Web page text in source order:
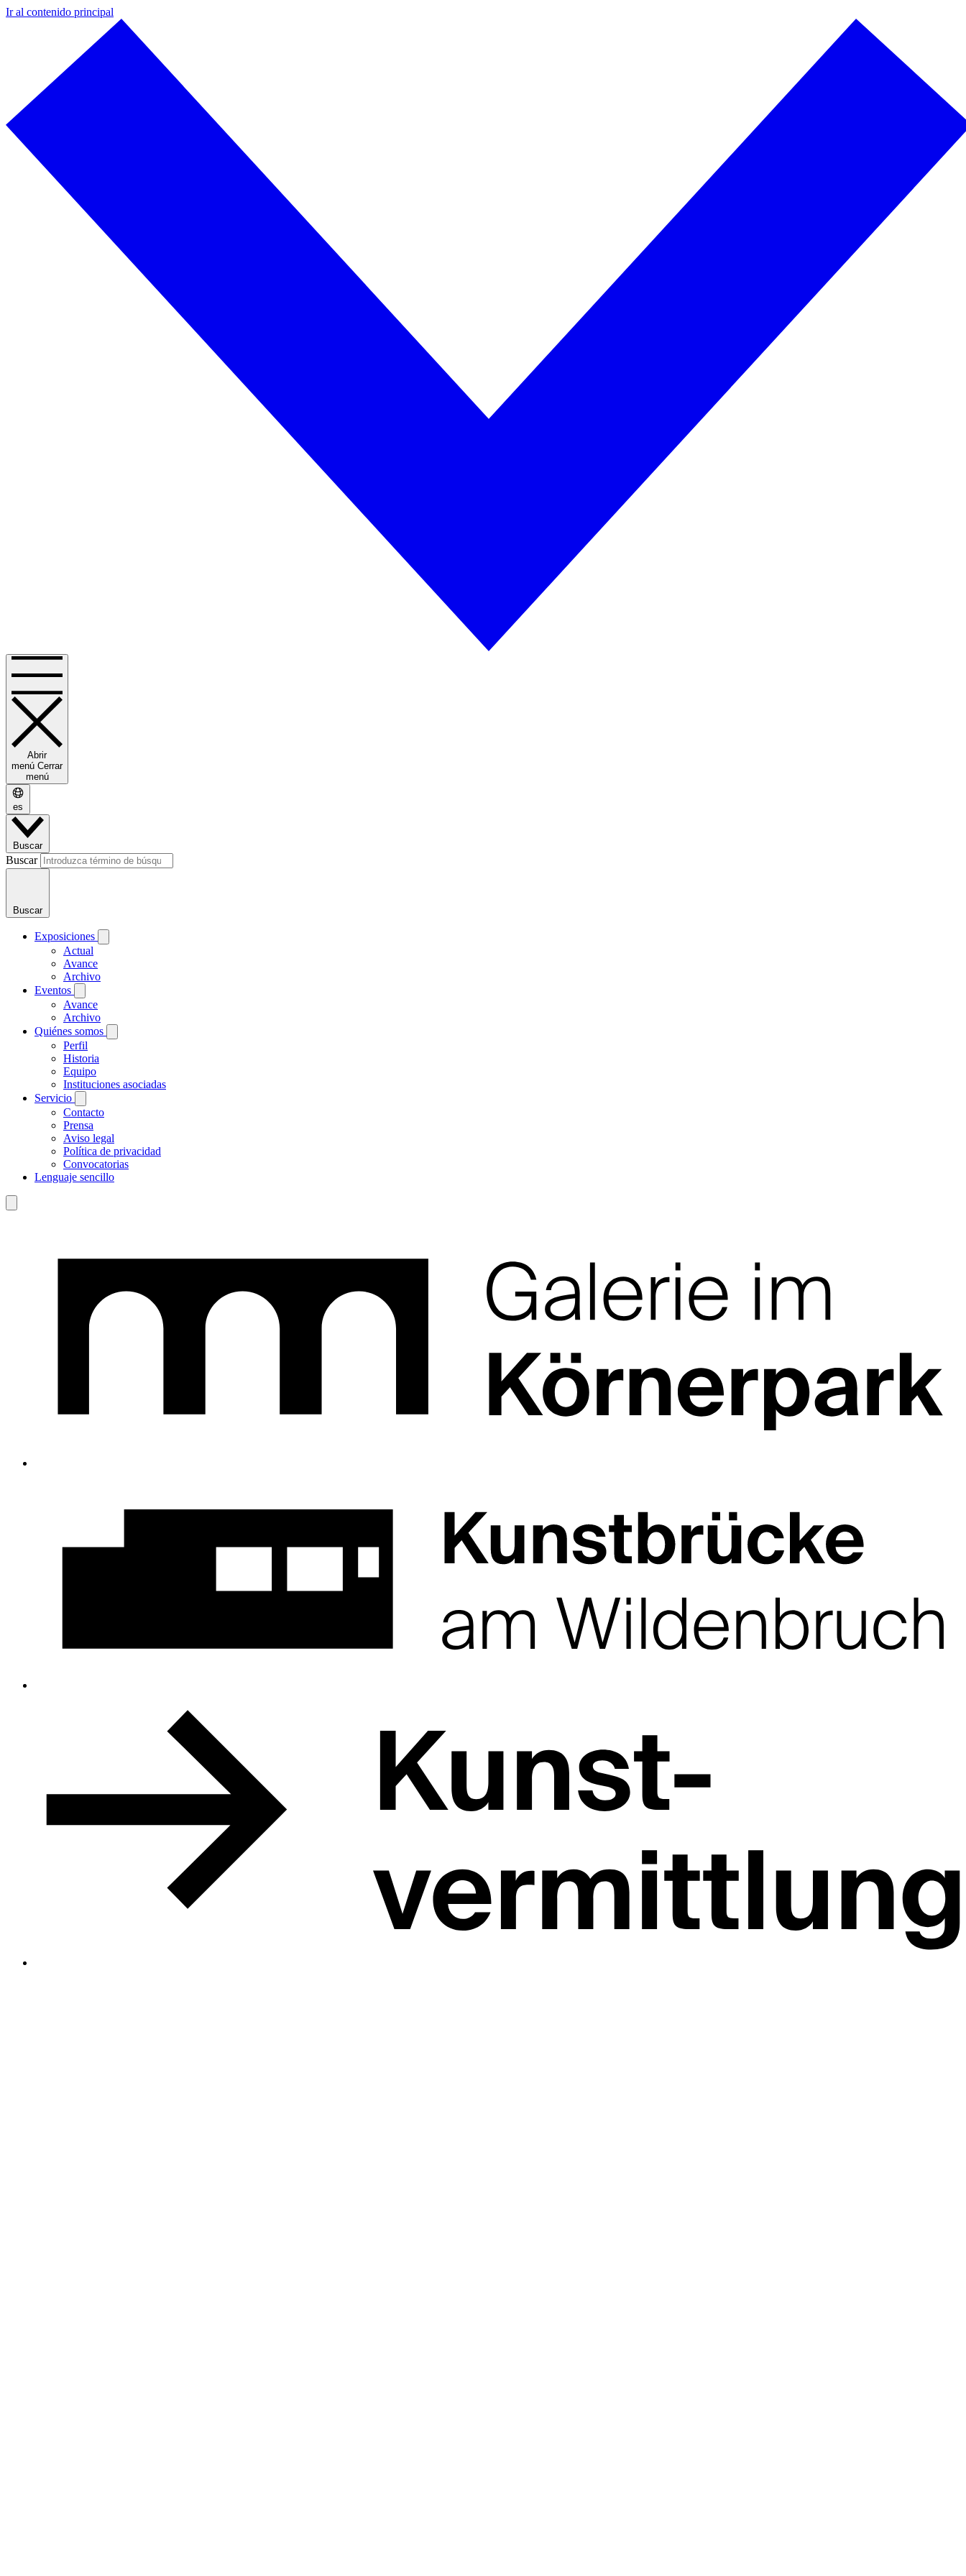
Ir al contenido principal
Abrir
menú Cerrar
menú
es
Buscar
Buscar
Buscar
Exposiciones
Actual
Avance
Archivo
Eventos
Avance
Archivo
Quiénes somos
Perfil
Historia
Equipo
Instituciones asociadas
Servicio
Contacto
Prensa
Aviso legal
Política de privacidad
Convocatorias
Lenguaje sencillo